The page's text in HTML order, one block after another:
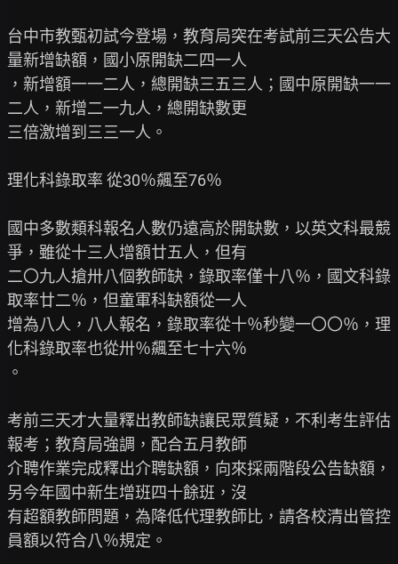
台中市教甄初試今登場，教育局突在考試前三天公告大
量新增缺額，國小原開缺二四一人
，新增額一一二人，總開缺三五三人；國中原開缺一一
二人，新增二一九人，總開缺數更
三倍激增到三三一人。
理化科錄取率 從30％飆至76％
國中多數類科報名人數仍遠高於開缺數，以英文科最競
爭，雖從十三人增額廿五人，但有
二〇九人搶卅八個教師缺，錄取率僅十八％，國文科錄
取率廿二％，但童軍科缺額從一人
增為八人，八人報名，錄取率從十％秒變一〇〇％，理
化科錄取率也從卅％飆至七十六％
。
考前三天才大量釋出教師缺讓民眾質疑，不利考生評估
報考；教育局強調，配合五月教師
介聘作業完成釋出介聘缺額，向來採兩階段公告缺額，
另今年國中新生增班四十餘班，沒
有超額教師問題，為降低代理教師比，請各校清出管控
員額以符合八％規定。